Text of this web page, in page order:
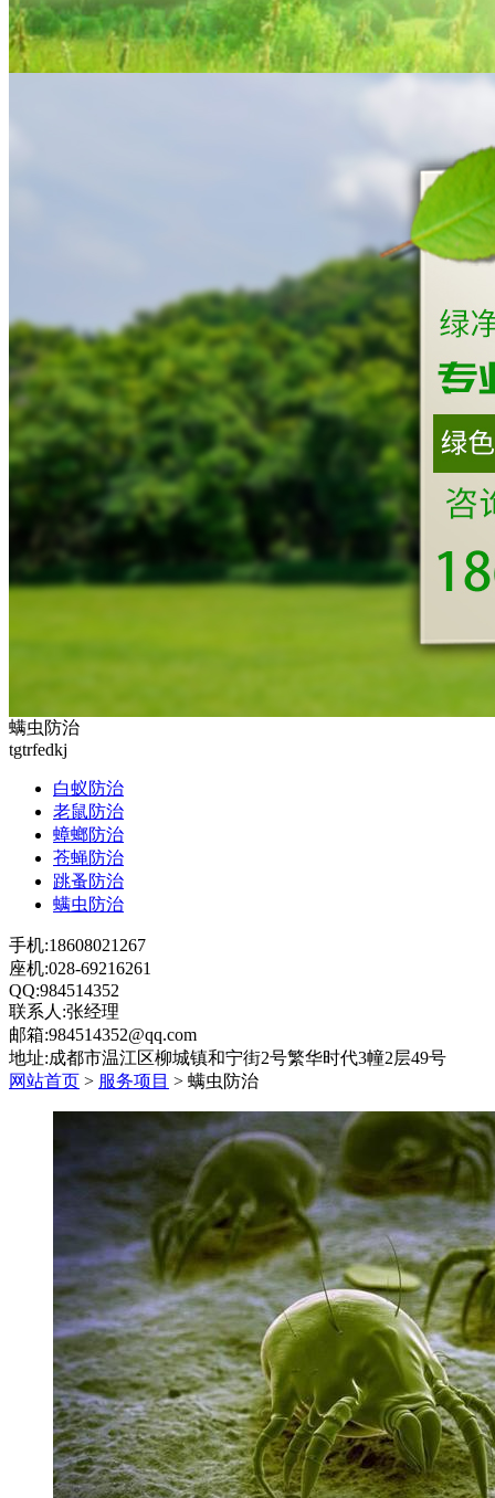
螨虫防治
tgtrfedkj
白蚁防治
老鼠防治
蟑螂防治
苍蝇防治
跳蚤防治
螨虫防治
手机:18608021267
座机:028-69216261
QQ:984514352
联系人:张经理
邮箱:984514352@qq.com
地址:成都市温江区柳城镇和宁街2号繁华时代3幢2层49号
网站首页 > 服务项目 > 螨虫防治